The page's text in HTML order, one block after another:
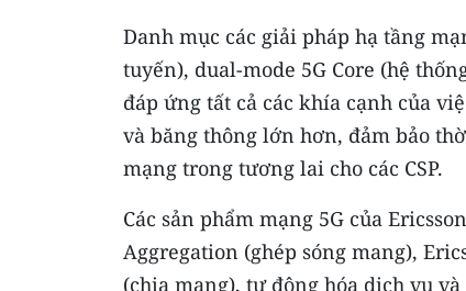
Danh mục các giải pháp hạ tầng
tuyến), dual-mode 5G Core (hệ
đáp ứng tất cả các khía cạnh của
và băng thông lớn hơn, đảm bảo
mạng trong tương lai cho các CSP.
Các sản phẩm mạng 5G của
Aggregation (ghép sóng mang),
(chia mạng), tự động hóa dịch vụ